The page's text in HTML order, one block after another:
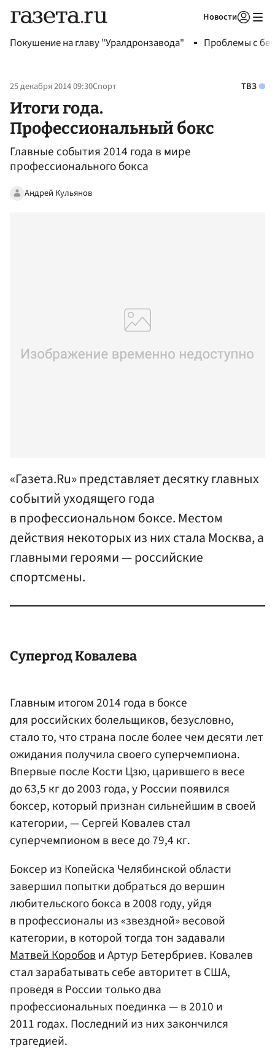
Новости
Покушение на главу "Уралдронзавода" Проблемы с
25 декабря 2014 09:30Спорт ТВЗ
Итоги года.
Профессиональный бокc
Главные события 2014 года в мире
профессионального бокса
Андрей Кульянов
«Газета.Ru» представляет десятку главных
событий уходящего года
в профессиональном боксе. Местом
действия некоторых из них стала Москва, а
главными героями — российские
спортсмены.
СупергодКовалева
Главным итогом 2014 года в боксе
для российских болельщиков, безусловно,
стало то, что страна после более чем десяти лет
ожидания получила своего суперчемпиона.
Впервые после Кости Цзю, царившего в весе
до 63,5 кг до 2003 года, у России появился
боксер, который признан сильнейшим в своей
категории, — Сергей Ковалев стал
суперчемпионом в весе до 79,4 кг.
Боксер из Копейска Челябинской области
завершил попытки добраться до вершин
любительского бокса в 2008 году, уйдя
в профессионалы из «звездной» весовой
категории, в которой тогда тон задавали
Матвей Коробови Артур Бетербриев. Ковалев
стал зарабатывать себе авторитет в США,
проведя в России только два
профессиональных поединка — в 2010 и
2011 годах. Последний из них закончился
трагедией.